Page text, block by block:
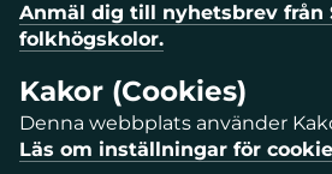
Anmäl dig till nyhetsbrev från
folkhögskolor.
Kakor (Cookies)
Denna webbplats använder
Läs om inställningar för